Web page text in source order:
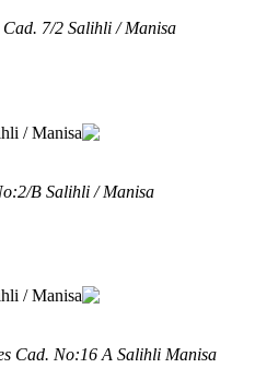
7/2 Salihli / Manisa
/Manisa
B Salihli / Manisa
/Manisa
Cad. No:16 A Salihli Manisa